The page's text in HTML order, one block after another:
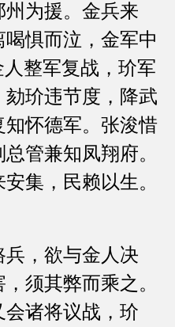
为援。金兵来
惧而泣，金军中
人整军复战，玠军
玠违节度，降武
知怀德军。张浚惜
管兼知凤翔府。
集，民赖以生。
，欲与金人决
须其弊而乘之。
诸将议战，玠